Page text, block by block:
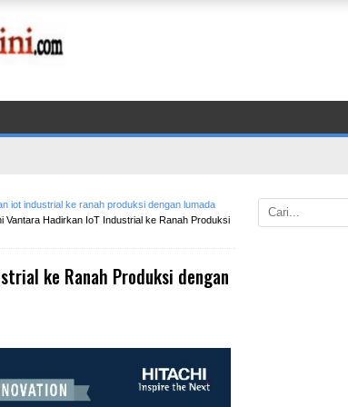
iot industrial ke ranah produksi dengan lumada
Vantara Hadirkan IoT Industrial ke Ranah Produksi
ke Ranah Produksi dengan